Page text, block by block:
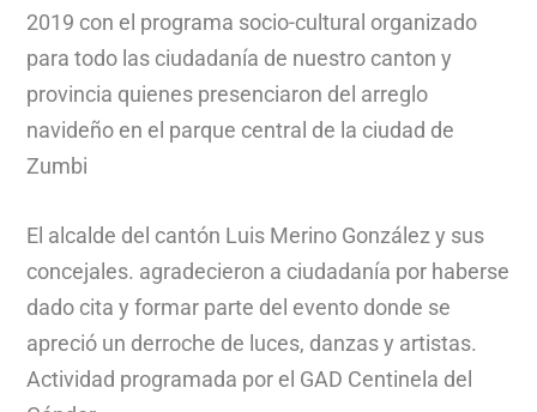
2019 con el programa socio-cultural organizado
para todo las ciudadanía de nuestro canton y
provincia quienes presenciaron del arreglo
navideño en el parque central de la ciudad de
Zumbi
El alcalde del cantón Luis Merino González y sus
concejales. agradecieron a ciudadanía por haberse
dado cita y formar parte del evento donde se
apreció un derroche de luces, danzas y artistas.
Actividad programada por el GAD Centinela del